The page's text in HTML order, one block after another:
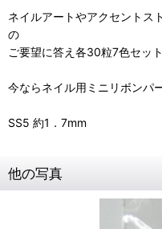
ネイルアートやアクセントス
の
ご要望に答え各30粒7色セッ
今ならネイル用ミニリボンパ
SS5 約1．7mm
他の写真